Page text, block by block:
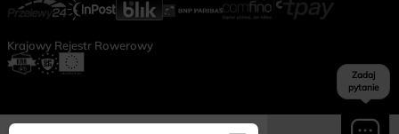
Krajowy Rejestr Rowerowy
Zadaj
pytanie